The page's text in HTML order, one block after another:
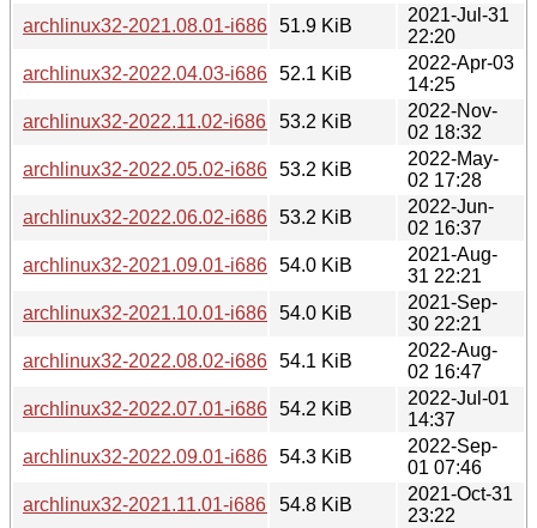
archlinux32-2021.08.01-i686.iso.torrent
51.9 KiB
2021-Jul-31
22:20
archlinux32-2022.04.03-i686.iso.torrent
52.1 KiB
2022-Apr-03
14:25
archlinux32-2022.11.02-i686.iso.torrent
53.2 KiB
2022-Nov-
02 18:32
archlinux32-2022.05.02-i686.iso.torrent
53.2 KiB
2022-May-
02 17:28
archlinux32-2022.06.02-i686.iso.torrent
53.2 KiB
2022-Jun-
02 16:37
archlinux32-2021.09.01-i686.iso.torrent
54.0 KiB
2021-Aug-
31 22:21
archlinux32-2021.10.01-i686.iso.torrent
54.0 KiB
2021-Sep-
30 22:21
archlinux32-2022.08.02-i686.iso.torrent
54.1 KiB
2022-Aug-
02 16:47
archlinux32-2022.07.01-i686.iso.torrent
54.2 KiB
2022-Jul-01
14:37
archlinux32-2022.09.01-i686.iso.torrent
54.3 KiB
2022-Sep-
01 07:46
archlinux32-2021.11.01-i686.iso.torrent
54.8 KiB
2021-Oct-31
23:22